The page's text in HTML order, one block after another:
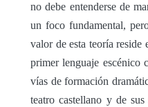
no debe entenderse de
un foco fundamental,
valor de esta teoría reside
primer lenguaje escénico
vías de formación
teatro castellano y de sus